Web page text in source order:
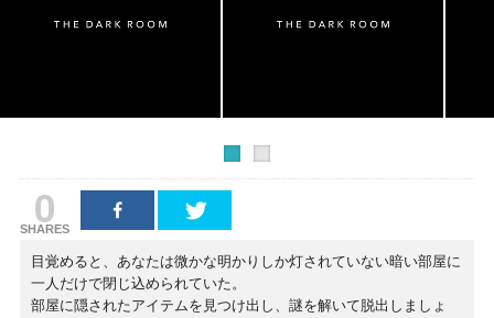
0
SHARES
目覚めると、あなたは微かな明かりしか灯されていない暗い部屋に
一人だけで閉じ込められていた。
部屋に隠されたアイテムを見つけ出し、謎を解いて脱出しましょ